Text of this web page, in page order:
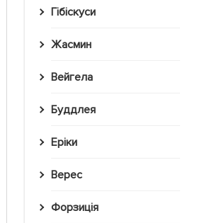
Гібіскуси
Жасмин
Вейгела
Буддлея
Еріки
Верес
Форзиція